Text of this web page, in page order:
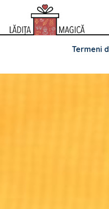
Politica
Termeni